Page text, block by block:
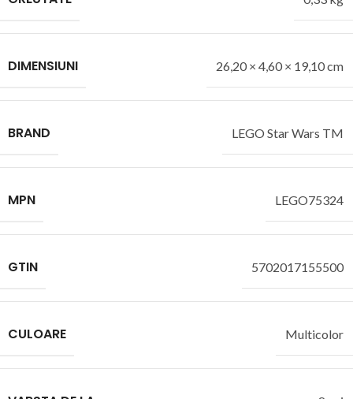
DIMENSIUNI 26,20 × 4,60 × 19,10 cm
BRAND LEGO Star Wars TM
MPN LEGO75324
GTIN 5702017155500
CULOARE Multicolor